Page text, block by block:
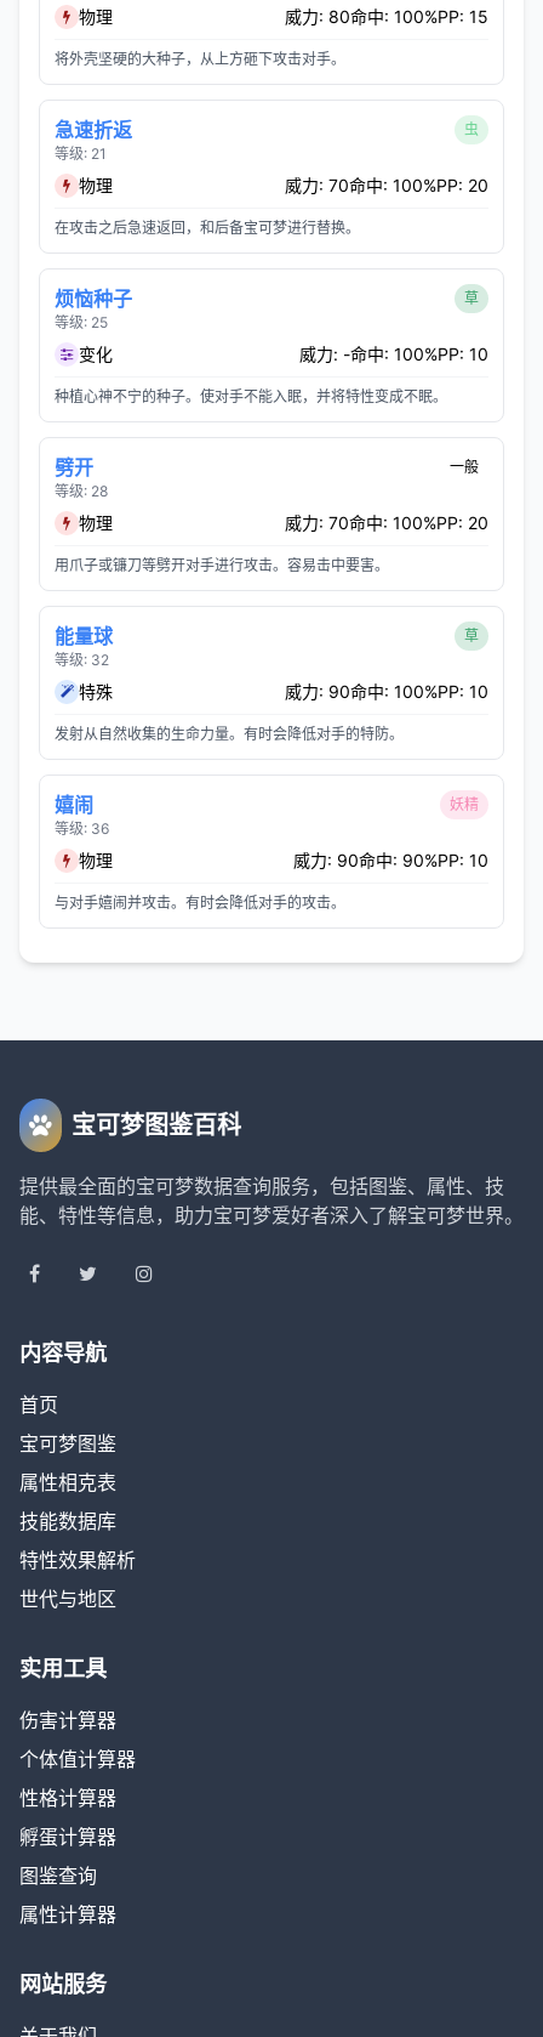
物理 威力: 80命中: 100%PP: 15
将外壳坚硬的大种子，从上方砸下攻击对手。
急速折返
等级: 21
虫
物理 威力: 70命中: 100%PP: 20
在攻击之后急速返回，和后备宝可梦进行替换。
烦恼种子
等级: 25
草
变化 威力: -命中: 100%PP: 10
种植心神不宁的种子。使对手不能入眠，并将特性变成不眠。
劈开
等级: 28
一般
物理 威力: 70命中: 100%PP: 20
用爪子或镰刀等劈开对手进行攻击。容易击中要害。
能量球
等级: 32
草
特殊 威力: 90命中: 100%PP: 10
发射从自然收集的生命力量。有时会降低对手的特防。
嬉闹
等级: 36
妖精
物理 威力: 90命中: 90%PP: 10
与对手嬉闹并攻击。有时会降低对手的攻击。
宝可梦图鉴百科
提供最全面的宝可梦数据查询服务，包括图鉴、属性、技
能、特性等信息，助力宝可梦爱好者深入了解宝可梦世界。
内容导航
首页
宝可梦图鉴
属性相克表
技能数据库
特性效果解析
世代与地区
实用工具
伤害计算器
个体值计算器
性格计算器
孵蛋计算器
图鉴查询
属性计算器
网站服务